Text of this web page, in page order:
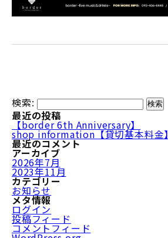
検索:
最近の投稿
【border 6th Anniversary】
shop information【貸切基本料金】
最近のコメント
アーカイブ
2026年7月
2023年11月
カテゴリー
お知らせ
メタ情報
ログイン
投稿フィード
コメントフィード